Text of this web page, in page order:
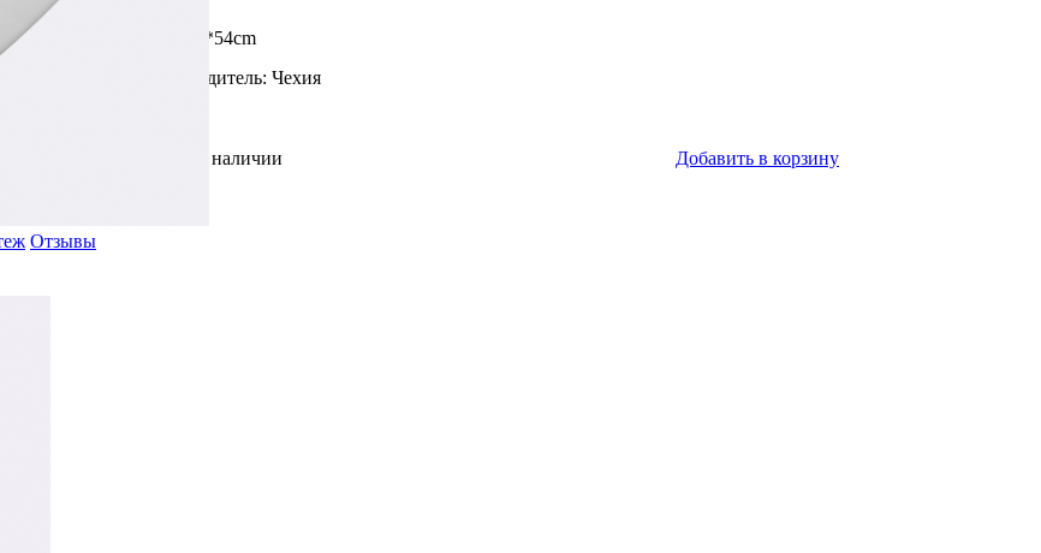
Размер: 65,5*36*54cm
Страна производитель: Чехия
В наличии Добавить в корзину
Отзывы